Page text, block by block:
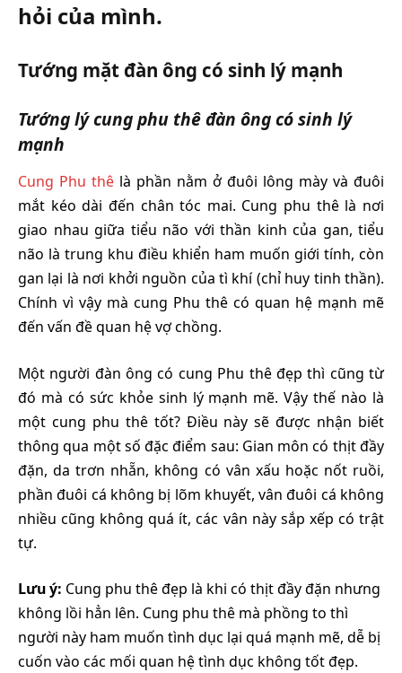
hỏi của mình.
Tướng mặt đàn ông có sinh lý mạnh
Tướng lý cung phu thê đàn ông có sinh lý
mạnh
Cung Phu thê là phần nằm ở đuôi lông mày và đuôi
mắt kéo dài đến chân tóc mai. Cung phu thê là nơi
giao nhau giữa tiểu não với thần kinh của gan, tiểu
não là trung khu điều khiển ham muốn giới tính, còn
gan lại là nơi khởi nguồn của tì khí (chỉ huy tinh thần).
Chính vì vậy mà cung Phu thê có quan hệ mạnh mẽ
đến vấn đề quan hệ vợ chồng.
Một người đàn ông có cung Phu thê đẹp thì cũng từ
đó mà có sức khỏe sinh lý mạnh mẽ. Vậy thế nào là
một cung phu thê tốt? Điều này sẽ được nhận biết
thông qua một số đặc điểm sau: Gian môn có thịt đầy
đặn, da trơn nhẵn, không có vân xấu hoặc nốt ruồi,
phần đuôi cá không bị lõm khuyết, vân đuôi cá không
nhiều cũng không quá ít, các vân này sắp xếp có trật
tự.
Lưu ý: Cung phu thê đẹp là khi có thịt đầy đặn nhưng
không lồi hẳn lên. Cung phu thê mà phồng to thì
người này ham muốn tình dục lại quá mạnh mẽ, dễ bị
cuốn vào các mối quan hệ tình dục không tốt đẹp.